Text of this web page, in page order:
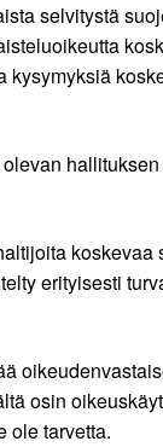
selvitystä
erityisesti
osin
ole tarvetta.